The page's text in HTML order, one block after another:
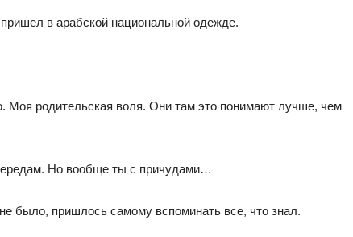
в арабской национальной одежде.
родительская воля. Они там это понимают лучше, чем
Но вообще ты с причудами…
было, пришлось самому вспоминать все, что знал.